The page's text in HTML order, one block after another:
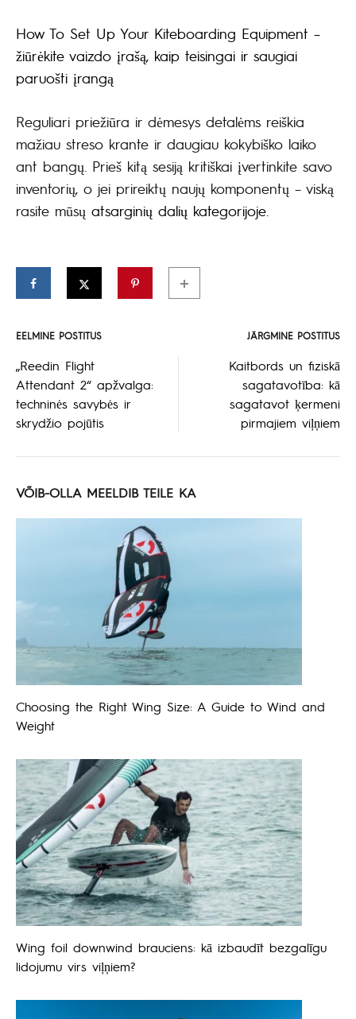
How To Set Up Your Kiteboarding Equipment –
žiūrėkite vaizdo įrašą, kaip teisingai ir saugiai
paruošti įrangą
Reguliari priežiūra ir dėmesys detalėms reiškia
mažiau streso krante ir daugiau kokybiško laiko
ant bangų. Prieš kitą sesiją kritiškai įvertinkite savo
inventorių, o jei prireiktų naujų komponentų – viską
rasite mūsų atsarginių dalių kategorijoje
Postituse
navigeerimine
EELMINE POSTITUS JÄRGMINE POSTITUS
„Reedin Flight
Attendant 2“ apžvalga:
techninės savybės ir
skrydžio pojūtis
Kaitbords un fiziskā
sagatavotība: kā
sagatavot ķermeni
pirmajiem viļņiem
VÕIB-OLLA MEELDIB TEILE KA
Choosing the Right Wing Size: A Guide to Wind and
Weight
Wing foil downwind brauciens: kā izbaudīt bezgalīgu
lidojumu virs viļņiem?